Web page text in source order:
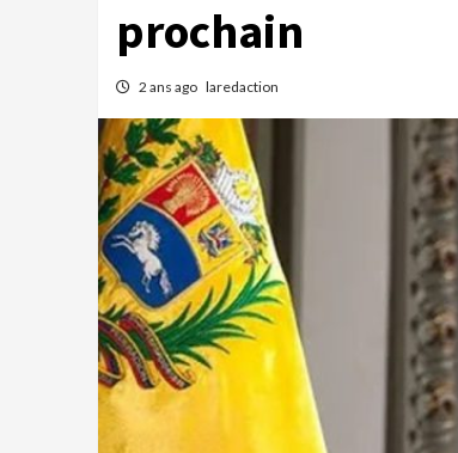
prochain
2 ans ago laredaction